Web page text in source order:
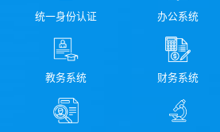
统一身份认证 办公系统
教务系统 财务系统